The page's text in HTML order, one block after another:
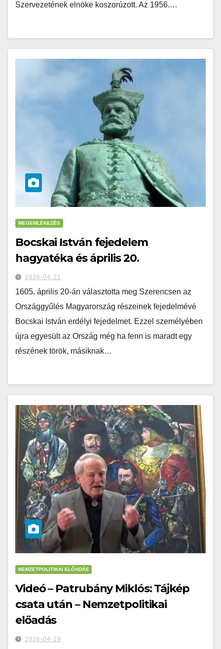
Szervezetének elnöke koszorúzott. Az 1956.…
MEGEMLÉKEZÉS
Bocskai István fejedelem
hagyatéka és április 20.
2026-04-21
1605. április 20-án választotta meg Szerencsen az
Országgyűlés Magyarország részeinek fejedelmévé
Bocskai István erdélyi fejedelmet. Ezzel személyében
újra egyesült az Ország még ha fenn is maradt egy
részének török, másiknak…
NEMZETPOLITIKAI ELŐADÁS
Videó – Patrubány Miklós: Tájkép
csata után – Nemzetpolitikai
előadás
2026-04-19